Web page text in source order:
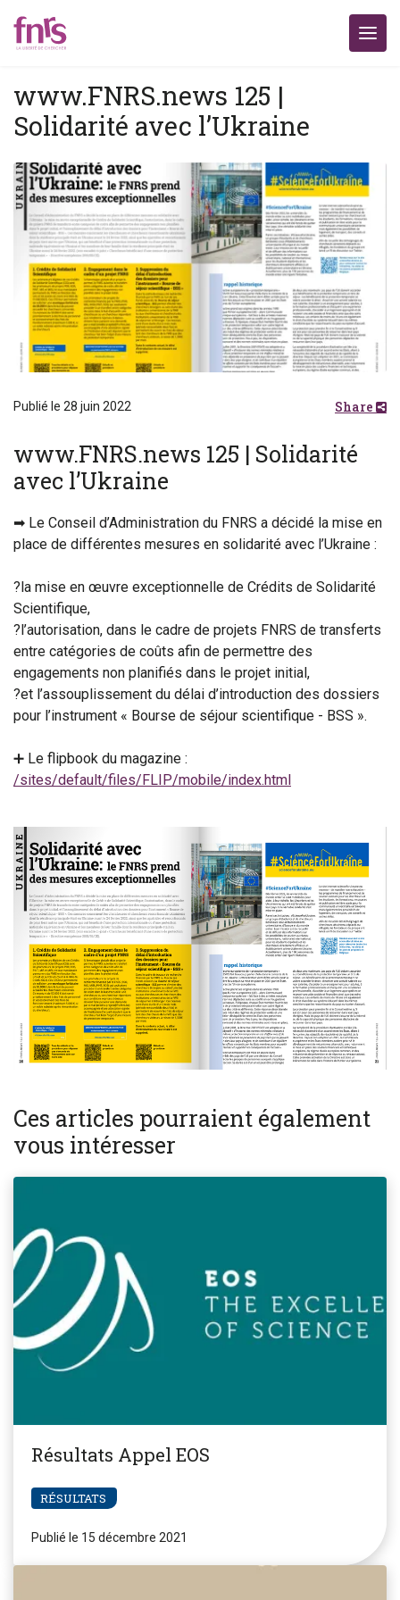
www.FNRS.news 125 |
Solidarité avec l’Ukraine
Publié le 28 juin 2022 Share
www.FNRS.news 125 | Solidarité
avec l’Ukraine
➡ Le Conseil d’Administration du FNRS a décidé la mise en
place de différentes mesures en solidarité avec l’Ukraine :
?la mise en œuvre exceptionnelle de Crédits de Solidarité
Scientifique,
?l’autorisation, dans le cadre de projets FNRS de transferts
entre catégories de coûts afin de permettre des
engagements non planifiés dans le projet initial,
?et l’assouplissement du délai d’introduction des dossiers
pour l’instrument « Bourse de séjour scientifique - BSS ».
➕ Le flipbook du magazine :
/sites/default/files/FLIP/mobile/index.html
Ces articles pourraient également
vous intéresser
Résultats Appel EOS
RÉSULTATS
Publié le 15 décembre 2021